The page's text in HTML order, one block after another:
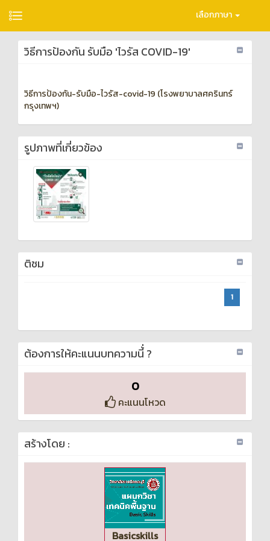
เลือกภาษา
วิธีการป้องกัน รับมือ 'ไวรัส COVID-19'
วิธีการป้องกัน-รับมือ-ไวรัส-covid-19 (โรงพยาบาลศครินทร์
กรุงเทพฯ)
รูปภาพที่เกี่ยวข้อง
ติชม
1
ต้องการให้คะแนนบทความนี้่ ?
0
คะแนนโหวด
สร้างโดย :
Basicskills